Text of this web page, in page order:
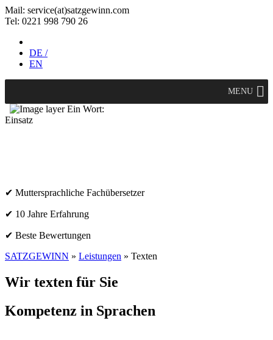
Mail: service(at)satz­gewinn.com
Tel: 0221 998 790 26
DE /
EN
MENU
Ein Wort:
Einsatz
✔ Muttersprachliche Fachübersetzer
✔ 10 Jahre Erfahrung
✔ Beste Bewertungen
SATZGEWINN » Leistungen » Texten
Wir texten für Sie
Kompetenz in Sprachen